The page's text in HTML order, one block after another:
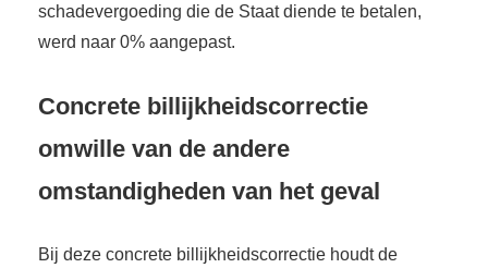
schadevergoeding die de Staat diende te betalen,
werd naar 0% aangepast.
Concrete billijkheidscorrectie
omwille van de andere
omstandigheden van het geval
Bij deze concrete billijkheidscorrectie houdt de